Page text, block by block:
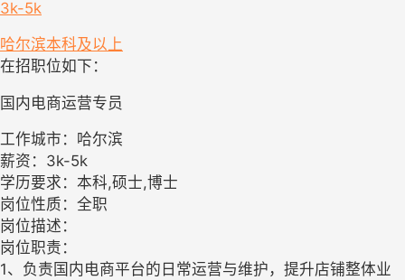
3k-5k
哈尔滨本科及以上
在招职位如下：
国内电商运营专员
工作城市：哈尔滨
薪资：3k-5k
学历要求：本科,硕士,博士
岗位性质：全职
岗位描述：
岗位职责：
1、负责国内电商平台的日常运营与维护，提升店铺整体业